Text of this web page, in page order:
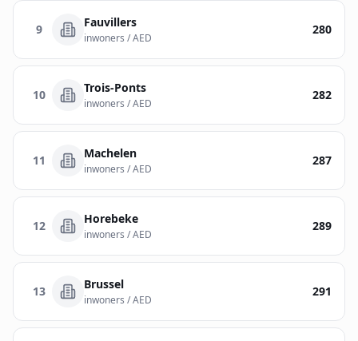
9 Fauvillers
inwoners / AED
280
10 Trois-Ponts
inwoners / AED
282
11 Machelen
inwoners / AED
287
12 Horebeke
inwoners / AED
289
13 Brussel
inwoners / AED
291